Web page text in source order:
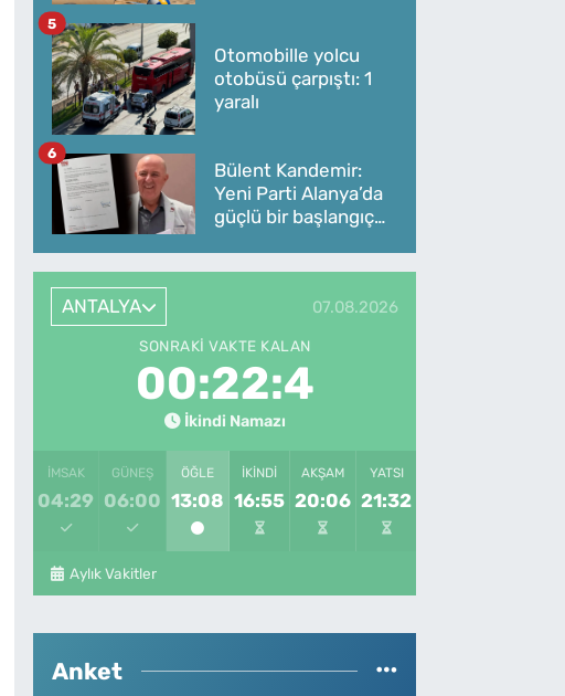
Otomobille yolcu
otobüsü çarpıştı: 1
yaralı
5
Bülent Kandemir:
Yeni Parti Alanya’da
güçlü bir başlangıç
6
ANTALYA 07.08.2026
SONRAKI VAKTE KALAN
00:22:4
İkindi Namazı
İMSAK
04:29
GÜNEŞ
06:00
ÖĞLE
13:08
İKINDI
16:55
AKŞAM
20:06
YATSI
21:32
Aylık Vakitler
Anket